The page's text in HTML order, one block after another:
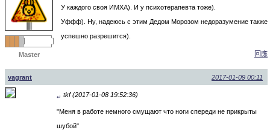
Master
У каждого своя ИМХА). И у психотерапевта тоже).
Уффф). Ну, надеюсь с этим Дедом Морозом недоразумение также
успешно разрешится).
回應
vagrant 2017-01-09 00:11
↵ tkf (2017-01-08 19:52:36)
"Меня в работе немного смущают что ноги спереди не прикрыты
шубой"